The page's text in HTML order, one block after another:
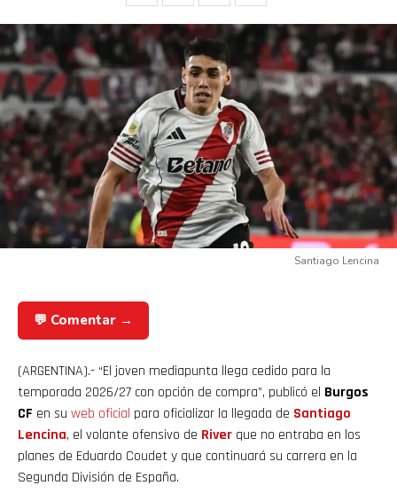
Santiago Lencina
💬 Comentar →
(ARGENTINA).- “El joven mediapunta llega cedido para la
temporada 2026/27 con opción de compra”, publicó el Burgos
CF en su web oficial para oficializar la llegada de Santiago
Lencina, el volante ofensivo de River que no entraba en los
planes de Eduardo Coudet y que continuará su carrera en la
Segunda División de España.